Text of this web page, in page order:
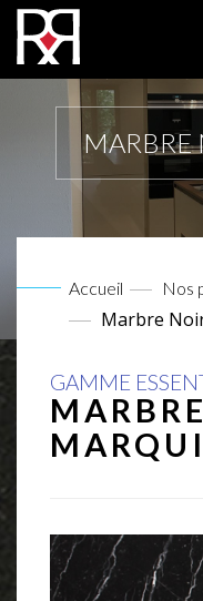
MARBRE
Accueil Nos
Marbre
GAMME